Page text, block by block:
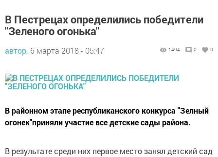
В Пестрецах определились победители
"Зеленого огонька"
автор, 6 марта 2018 - 05:47 1494 0 0
В районном этапе республиканского конкурса "Зелный
огонек"приняли участие все детские сады района.
В результате среди них первое место занял детский сад